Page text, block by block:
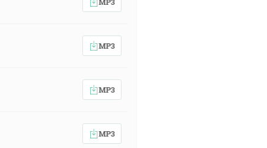
MP3
MP3
MP3